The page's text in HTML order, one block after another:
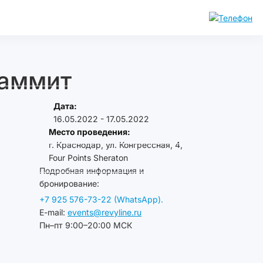
Дата:
16.05.2022 - 17.05.2022
Место проведения:
г. Краснодар, ул. Конгрессная, 4,
Four Points Sheraton
Подробная информация и
бронирование:
+7 925 576-73-22 (WhatsApp).
E-mail: events@revyline.ru
Пн–пт 9:00–20:00 МСК